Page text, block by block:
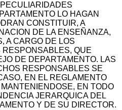
LO HAGAN
CONSTITUIR, A
DE LA ENSEÑANZA,
A CARGO DE LOS
QUE
DE DEPARTAMENTO. LAS
RESPONSABLES SE
EN EL REGLAMENTO
EN TODO
JERARQUICA DEL
Y DE SU DIRECTOR.